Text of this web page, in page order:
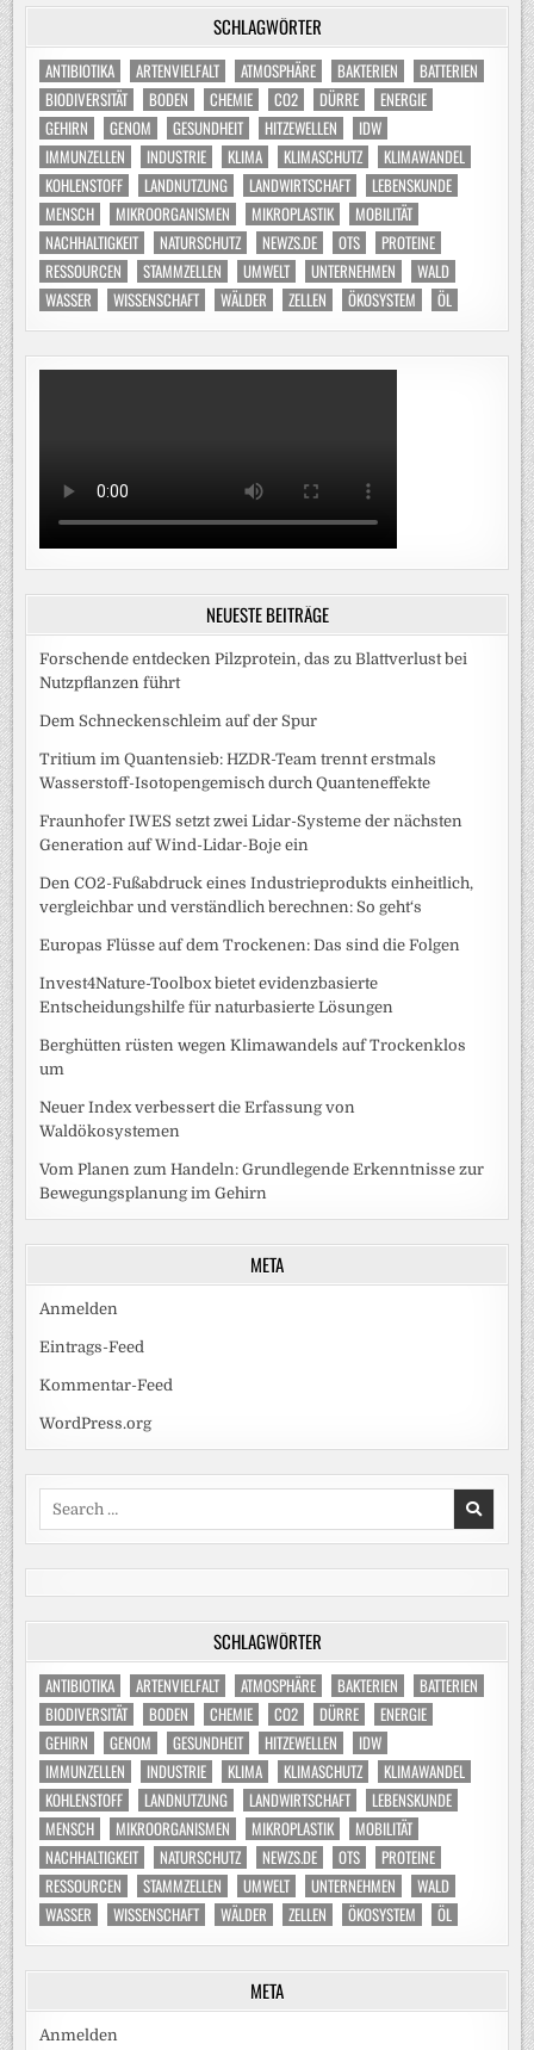
SCHLAGWÖRTER
ANTIBIOTIKA ARTENVIELFALT ATMOSPHÄRE BAKTERIEN
BATTERIEN
BIODIVERSITÄT
BODEN CHEMIE CO2 DÜRRE
ENERGIE
GEHIRN
GENOM GESUNDHEIT HITZEWELLEN
IDW
IMMUNZELLEN
INDUSTRIE KLIMA KLIMASCHUTZ
KLIMAWANDEL
KOHLENSTOFF
LANDNUTZUNG LANDWIRTSCHAFT
LEBENSKUNDE
MENSCH
MIKROORGANISMEN MIKROPLASTIK
MOBILITÄT
NACHHALTIGKEIT
NATURSCHUTZ NEWZS.DE OTS
PROTEINE
RESSOURCEN
STAMMZELLEN UMWELT UNTERNEHMEN
WALD
WASSER
WISSENSCHAFT WÄLDER ZELLEN ÖKOSYSTEM ÖL
NEUESTE BEITRÄGE
Forschende entdecken Pilzprotein, das zu Blattverlust bei
Nutzpflanzen führt
Dem Schneckenschleim auf der Spur
Tritium im Quantensieb: HZDR-Team trennt erstmals
Wasserstoff-Isotopengemisch durch Quanteneffekte
Fraunhofer IWES setzt zwei Lidar-Systeme der nächsten
Generation auf Wind-Lidar-Boje ein
Den CO2-Fußabdruck eines Industrieprodukts einheitlich,
vergleichbar und verständlich berechnen: So geht‘s
Europas Flüsse auf dem Trockenen: Das sind die Folgen
Invest4Nature-Toolbox bietet evidenzbasierte
Entscheidungshilfe für naturbasierte Lösungen
Berghütten rüsten wegen Klimawandels auf Trockenklos
um
Neuer Index verbessert die Erfassung von
Waldökosystemen
Vom Planen zum Handeln: Grundlegende Erkenntnisse zur
Bewegungsplanung im Gehirn
META
Anmelden
Eintrags-Feed
Kommentar-Feed
WordPress.org
Search
SCHLAGWÖRTER
ANTIBIOTIKA ARTENVIELFALT ATMOSPHÄRE BAKTERIEN
BATTERIEN
BIODIVERSITÄT
BODEN CHEMIE CO2 DÜRRE
ENERGIE
GEHIRN
GENOM GESUNDHEIT HITZEWELLEN
IDW
IMMUNZELLEN
INDUSTRIE KLIMA KLIMASCHUTZ
KLIMAWANDEL
KOHLENSTOFF
LANDNUTZUNG LANDWIRTSCHAFT
LEBENSKUNDE
MENSCH
MIKROORGANISMEN MIKROPLASTIK
MOBILITÄT
NACHHALTIGKEIT
NATURSCHUTZ NEWZS.DE OTS
PROTEINE
RESSOURCEN
STAMMZELLEN UMWELT UNTERNEHMEN
WALD
WASSER
WISSENSCHAFT WÄLDER ZELLEN ÖKOSYSTEM ÖL
META
Anmelden